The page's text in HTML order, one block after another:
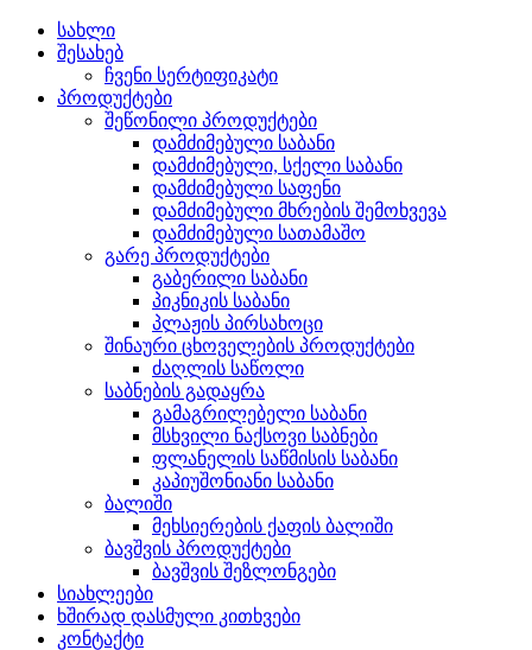
სახლი
შესახებ
ჩვენი სერტიფიკატი
პროდუქტები
შეწონილი პროდუქტები
დამძიმებული საბანი
დამძიმებული, სქელი საბანი
დამძიმებული საფენი
დამძიმებული მხრების შემოხვევა
დამძიმებული სათამაშო
გარე პროდუქტები
გაბერილი საბანი
პიკნიკის საბანი
პლაჟის პირსახოცი
შინაური ცხოველების პროდუქტები
ძაღლის საწოლი
საბნების გადაყრა
გამაგრილებელი საბანი
მსხვილი ნაქსოვი საბნები
ფლანელის საწმისის საბანი
კაპიუშონიანი საბანი
ბალიში
მეხსიერების ქაფის ბალიში
ბავშვის პროდუქტები
ბავშვის შეზლონგები
სიახლეები
ხშირად დასმული კითხვები
კონტაქტი